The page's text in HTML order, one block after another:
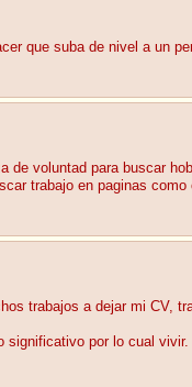
que suba de nivel a un
de voluntad para buscar
trabajo en paginas
trabajos a dejar mi CV,
significativo por lo cual vivir.